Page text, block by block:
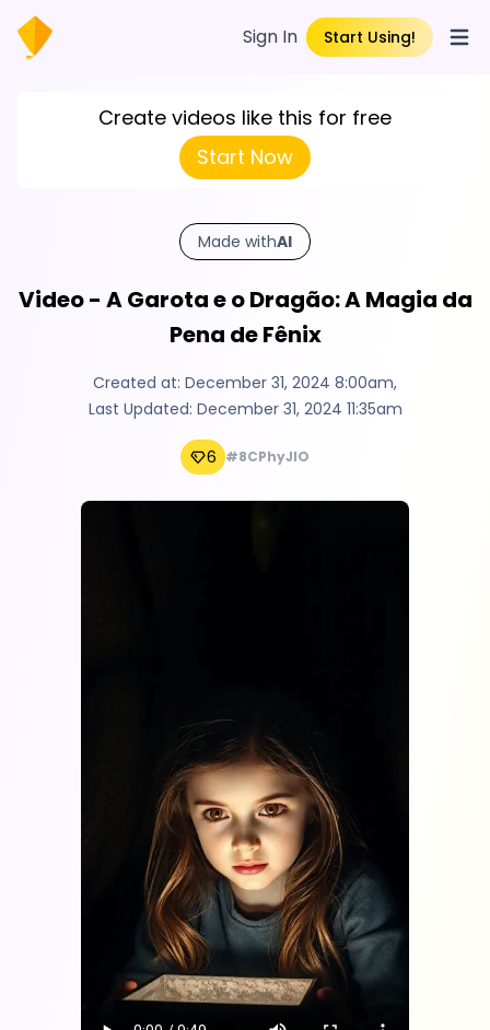
Sign In Start Using!
Create videos like this for free
Start Now
Made withAI
Video - A Garota e o Dragão: A Magia da
Pena de Fênix
Created at: December 31, 2024 8:00am,
Last Updated: December 31, 2024 11:35am
6 #8CPhyJlO